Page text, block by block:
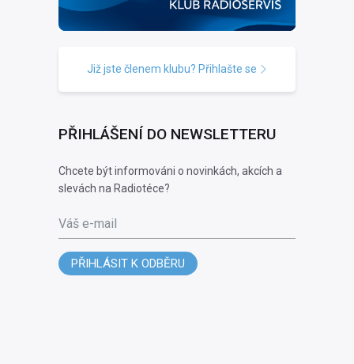
Již jste členem klubu? Přihlašte se
PŘIHLÁŠENÍ DO NEWSLETTERU
Chcete být informováni o novinkách, akcích a
slevách na Radiotéce?
Váš e-mail
PŘIHLÁSIT K ODBĚRU